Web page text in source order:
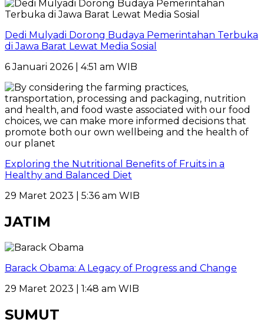
Dedi Mulyadi Dorong Budaya Pemerintahan Terbuka
di Jawa Barat Lewat Media Sosial
6 Januari 2026 | 4:51 am WIB
Exploring the Nutritional Benefits of Fruits in a
Healthy and Balanced Diet
29 Maret 2023 | 5:36 am WIB
JATIM
Barack Obama: A Legacy of Progress and Change
29 Maret 2023 | 1:48 am WIB
SUMUT